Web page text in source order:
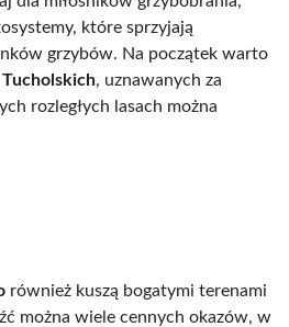
które sprzyjają
grzybów. Na początek warto
, uznawanych za
rozległych lasach można
również kuszą bogatymi terenami
można wiele cennych okazów, w